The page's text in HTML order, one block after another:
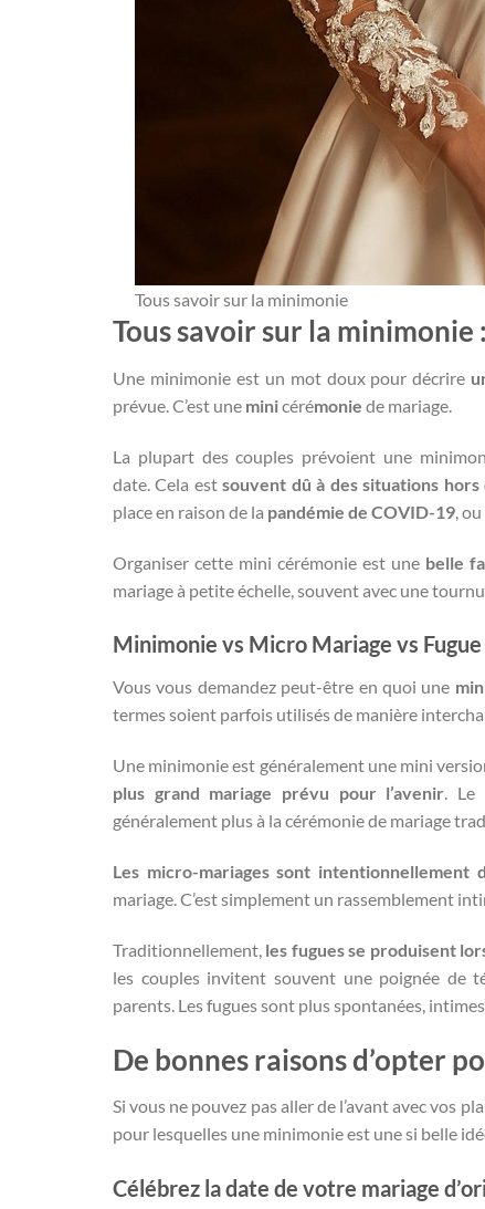
Tous savoir sur la minimonie
Tous savoir sur la minimonie
Une minimonie est un mot doux pour décrire
prévue. C’est une minicérémonie de mariage.
La plupart des couples prévoient une
date. Cela estsouvent dû à des situations
place en raison de la pandémie de COVID-19 ,
Organiser cette mini cérémonie est une belle
mariage à petite échelle, souvent avec une
Minimonie vs Micro Mariage vs Fugue
Vous vous demandez peut-être en quoi une
termes soient parfois utilisés de manière
Une minimonie est généralement une mini
plus grand mariage prévu pour l’avenir. Le
généralement plus à la cérémonie de mariage
Les micro-mariages sont intentionnellement
mariage. C’est simplement un rassemblement
Traditionnellement, les fugues se produisent
les couples invitent souvent une poignée de
parents. Les fugues sont plus spontanées,
De bonnes raisons d’opter
Si vous ne pouvez pas aller de l’avant avec vos
pour lesquelles une minimonie est une si belle
Célébrez la date de votre mariage